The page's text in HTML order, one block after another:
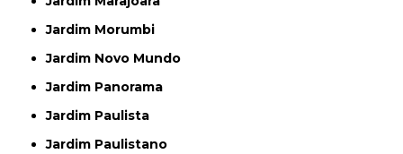
Jardim Morumbi
Jardim Novo Mundo
Jardim Panorama
Jardim Paulista
Jardim Paulistano